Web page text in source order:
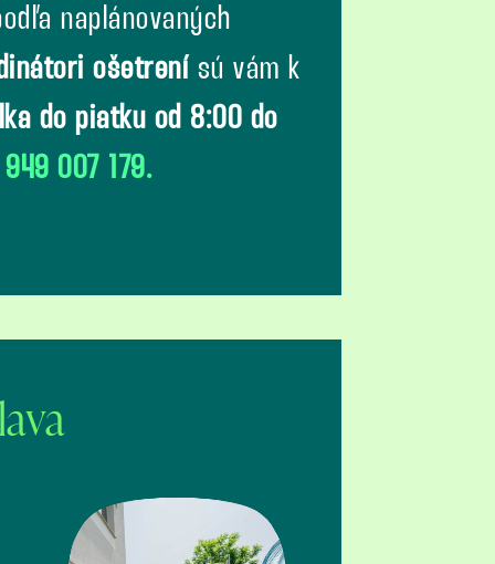
naplánovaných
ošetrení sú vám k
do piatku od 8:00 do
007 179.